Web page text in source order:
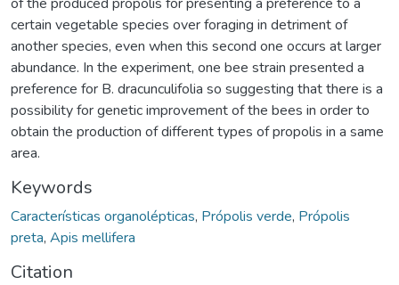
certain vegetable species over foraging in detriment of
another species, even when this second one occurs at larger
abundance. In the experiment, one bee strain presented a
preference for B. dracunculifolia so suggesting that there is a
possibility for genetic improvement of the bees in order to
obtain the production of different types of propolis in a same
area.
Keywords
Características organolépticas, Própolis verde, Própolis
preta, Apis mellifera
Citation